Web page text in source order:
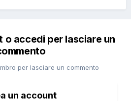
o accedi per lasciare un
per lasciare un commento
un account